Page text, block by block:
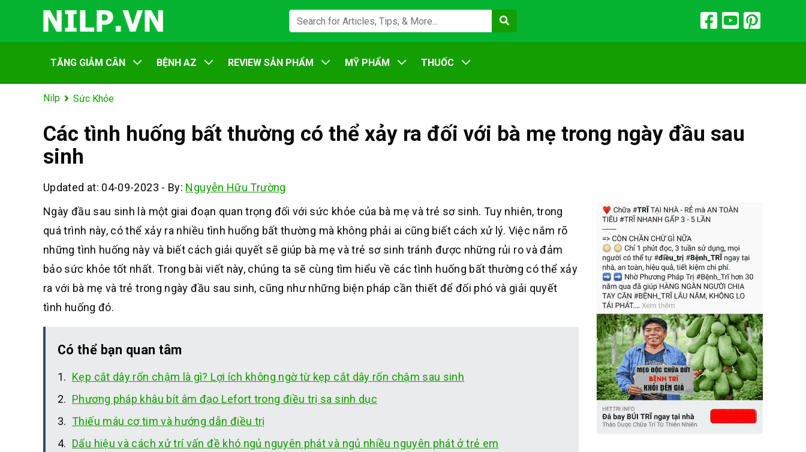
TĂNG GIẢM CÂN BỆNH AZ REVIEW SẢN PHẨM MỸ PHẨM THUỐC
Nilp Sức Khỏe
Các tình huống bất thường có thể xảy ra đối với bà mẹ trong ngày đầu sau
sinh
Updated at: 04-09-2023 - By: Nguyễn Hữu Trường
Ngày đầu sau sinh là một giai đoạn quan trọng đối với sức khỏe của bà mẹ và trẻ sơ sinh. Tuy nhiên, trong
quá trình này, có thể xảy ra nhiều tình huống bất thường mà không phải ai cũng biết cách xử lý. Việc nắm rõ
những tình huống này và biết cách giải quyết sẽ giúp bà mẹ và trẻ sơ sinh tránh được những rủi ro và đảm
bảo sức khỏe tốt nhất. Trong bài viết này, chúng ta sẽ cùng tìm hiểu về các tình huống bất thường có thể xảy
ra với bà mẹ và trẻ trong ngày đầu sau sinh, cũng như những biện pháp cần thiết để đối phó và giải quyết
tình huống đó.
Có thể bạn quan tâm
Kẹp cắt dây rốn chậm là gì? Lợi ích không ngờ từ kẹp cắt dây rốn chậm sau sinh
Phương pháp khâu bít âm đạo Lefort trong điều trị sa sinh dục
Thiếu máu cơ tim và hướng dẫn điều trị
Dấu hiệu và cách xử trí vấn đề khó ngủ nguyên phát và ngủ nhiều nguyên phát ở trẻ em